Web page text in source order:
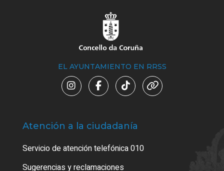
EL AYUNTAMIENTO EN RRSS
Atención a la ciudadanía
Servicio de atención telefónica 010
Sugerencias y reclamaciones